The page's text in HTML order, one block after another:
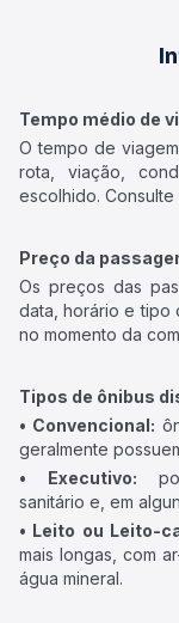
Tempo médio de
O tempo de
rota, viação,
escolhido. Consulte
Preço da
Os preços das
data, horário e tipo
no momento da
Tipos de ônibus
• Convencional:
geralmente
• Executivo:
sanitário e, em
• Leito ou Leito-
mais longas, com
água mineral.